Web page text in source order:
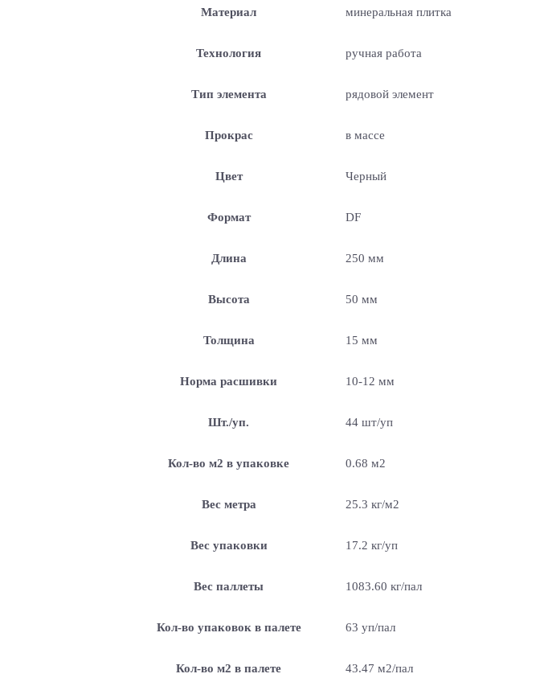
Материал минеральная плитка
Технология ручная работа
Тип элемента рядовой элемент
Прокрас в массе
Цвет Черный
Формат DF
Длина 250 мм
Высота 50 мм
Толщина 15 мм
Норма расшивки 10-12 мм
Шт./уп. 44 шт/уп
Кол-во м2 в упаковке 0.68 м2
Вес метра 25.3 кг/м2
Вес упаковки 17.2 кг/уп
Вес паллеты 1083.60 кг/пал
Кол-во упаковок в палете 63 уп/пал
Кол-во м2 в палете 43.47 м2/пал